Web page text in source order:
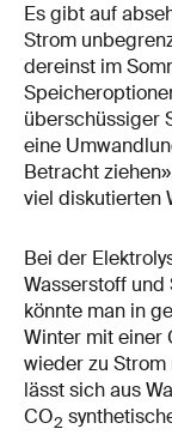
Es gibt auf
Strom
dereinst im
überschüssiger
eine
Betracht
viel diskutierten
Bei der
Wasserstoff
könnte man in
Winter mit einer
wieder zu
lässt sich aus
CO2